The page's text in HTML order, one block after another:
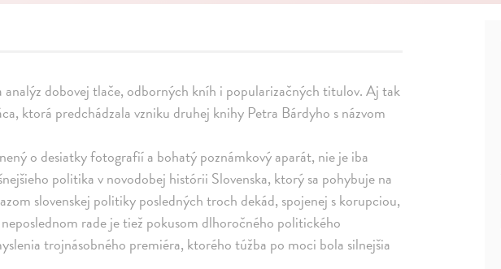
analýz dobovej tlače, odborných kníh i popularizačných titulov. Aj tak
ktorá predchádzala vzniku druhej knihy Petra Bárdyho s názvom
o desiatky fotografií a bohatý poznámkový aparát, nie je iba
politika v novodobej histórii Slovenska, ktorý sa pohybuje na
slovenskej politiky posledných troch dekád, spojenej s korupciou,
rade je tiež pokusom dlhoročného politického
trojnásobného premiéra, ktorého túžba po moci bola silnejšia